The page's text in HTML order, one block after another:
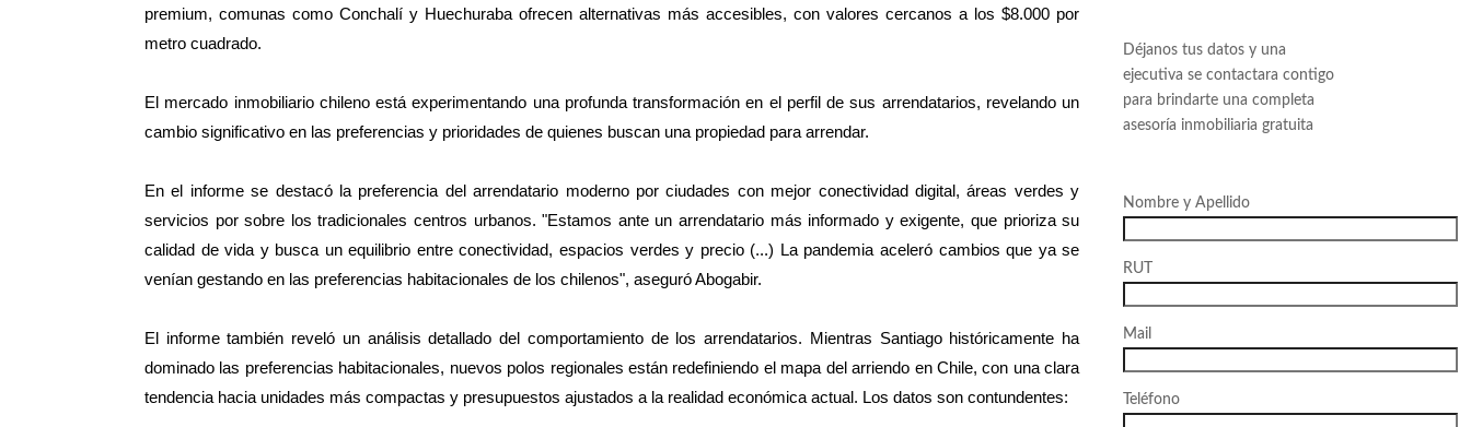
premium, comunas como Conchalí y Huechuraba ofrecen alternativas más accesibles, con valores cercanos a los $8.000 por
metro cuadrado.
El mercado inmobiliario chileno está experimentando una profunda transformación en el perfil de sus arrendatarios, revelando un
cambio significativo en las preferencias y prioridades de quienes buscan una propiedad para arrendar.
En el informe se destacó la preferencia del arrendatario moderno por ciudades con mejor conectividad digital, áreas verdes y
servicios por sobre los tradicionales centros urbanos. "Estamos ante un arrendatario más informado y exigente, que prioriza su
calidad de vida y busca un equilibrio entre conectividad, espacios verdes y precio (...) La pandemia aceleró cambios que ya se
venían gestando en las preferencias habitacionales de los chilenos", aseguró Abogabir.
El informe también reveló un análisis detallado del comportamiento de los arrendatarios. Mientras Santiago históricamente ha
dominado las preferencias habitacionales, nuevos polos regionales están redefiniendo el mapa del arriendo en Chile, con una clara
tendencia hacia unidades más compactas y presupuestos ajustados a la realidad económica actual. Los datos son contundentes:
Déjanos tus datos y una
ejecutiva se contactara contigo
para brindarte una completa
asesoría inmobiliaria gratuita
Nombre y Apellido
RUT
Mail
Teléfono